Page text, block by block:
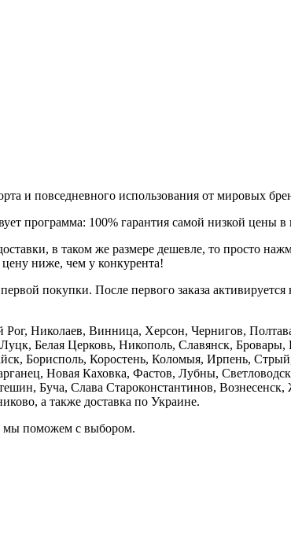
и повседневного использования от мировых
программа: 100% гарантия самой низкой цены в
в таком же размере дешевле, то просто
ниже, чем у конкурента!
покупки. После первого заказа
Рог, Николаев, Винница, Херсон, Чернигов,
Белая Церковь, Никополь, Славянск,
Борисполь, Коростень, Коломыя, Ирпень, Стрый,
Новая Каховка, Фастов, Лубны,
Буча, Слава Староконстантинов,
а также доставка по Украине.
мы поможем с выбором.